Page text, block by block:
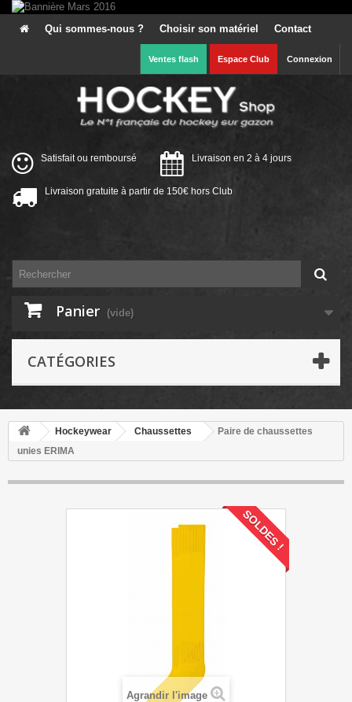
Qui sommes-nous ? Choisir son matériel Contact
Ventes flash Espace Club Connexion
Satisfait ou remboursé Livraison en 2 à 4 jours
Livraison gratuite à partir de 150€ hors Club
Panier (vide)
CATÉGORIES
Hockeywear Chaussettes
Paire de chaussettes
unies ERIMA
SOLDES !
Agrandir l'image